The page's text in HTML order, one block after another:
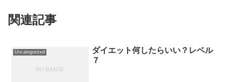
関連記事
Uncategorized
ダイエット何したらいい？レベル
７